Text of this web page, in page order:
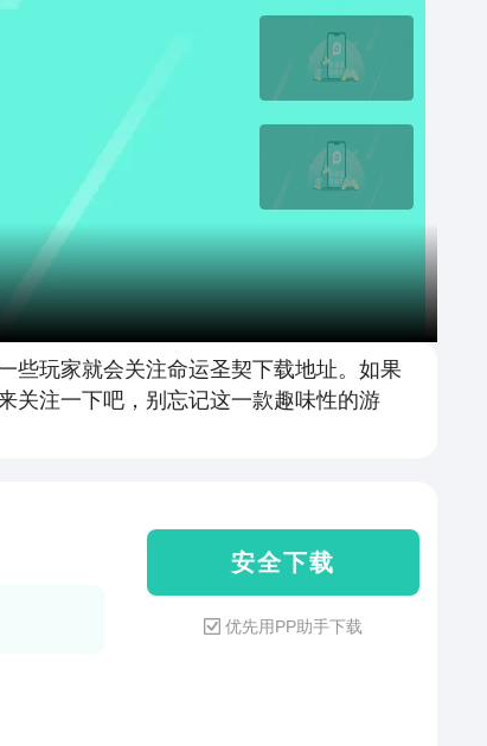
些玩家就会关注命运圣契下载地址。如果
关注一下吧，别忘记这一款趣味性的游
安 全 下 载
优先用PP助手下载